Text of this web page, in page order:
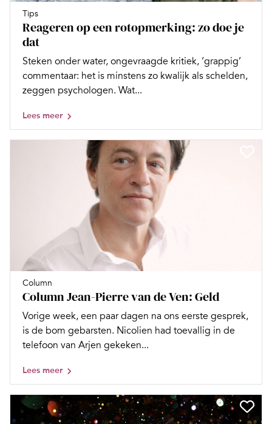
Tips
Reageren op een rotopmerking: zo doe je
dat
Steken onder water, ongevraagde kritiek, ‘grappig’
commentaar: het is minstens zo kwalijk als schelden,
zeggen psychologen. Wat...
Lees meer
Column
Column Jean-Pierre van de Ven: Geld
Vorige week, een paar dagen na ons eerste gesprek,
is de bom gebarsten. Nicolien had toevallig in de
telefoon van Arjen gekeken...
Lees meer